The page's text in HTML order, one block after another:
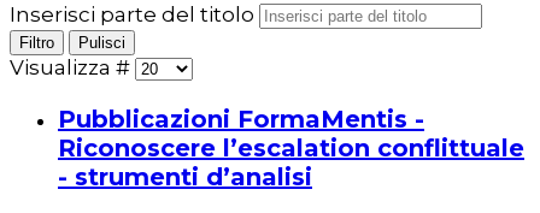
Inserisci parte del titolo
Filtro Pulisci
Visualizza #
Pubblicazioni FormaMentis -
Riconoscere l’escalation conflittuale
- strumenti d’analisi